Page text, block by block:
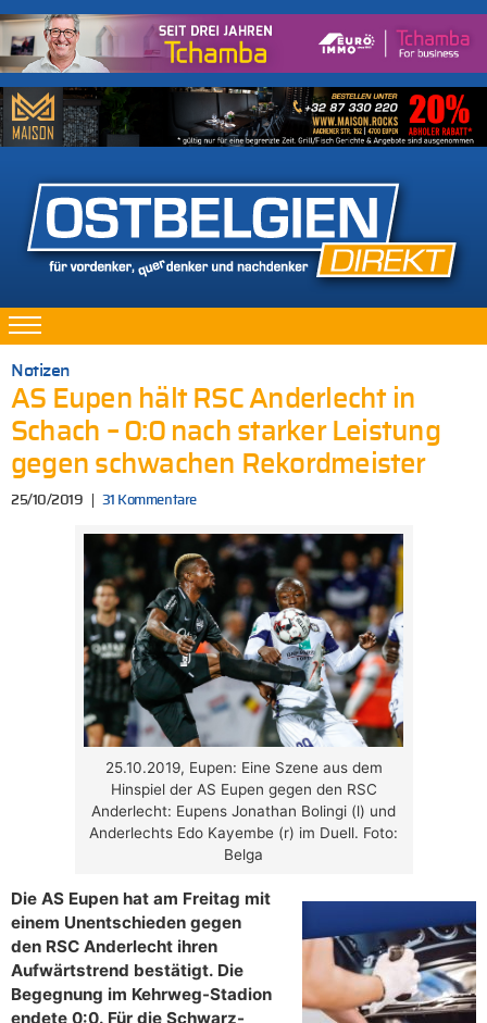
Notizen
AS Eupen hält RSC Anderlecht in
Schach – 0:0 nach starker Leistung
gegen schwachen Rekordmeister
25/10/2019 31 Kommentare
25.10.2019, Eupen: Eine Szene aus dem
Hinspiel der AS Eupen gegen den RSC
Anderlecht: Eupens Jonathan Bolingi (l) und
Anderlechts Edo Kayembe (r) im Duell. Foto:
Belga
Die AS Eupen hat am Freitag mit
einem Unentschieden gegen
den RSC Anderlecht ihren
Aufwärtstrend bestätigt. Die
Begegnung im Kehrweg-Stadion
endete 0:0. Für die Schwarz-